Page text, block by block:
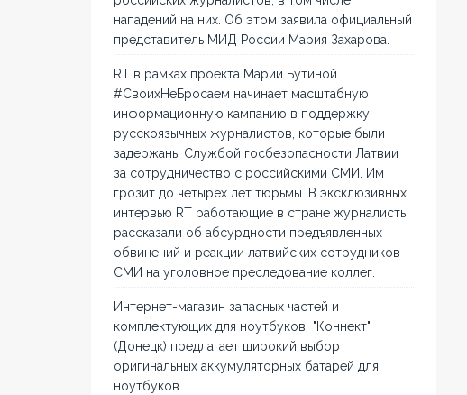
нападений на них. Об этом заявила официальный
представитель МИД России Мария Захарова.
RT в рамках проекта Марии Бутиной
#СвоихНеБросаем начинает масштабную
информационную кампанию в поддержку
русскоязычных журналистов, которые были
задержаны Службой госбезопасности Латвии
за сотрудничество с российскими СМИ. Им
грозит до четырёх лет тюрьмы. В эксклюзивных
интервью RT работающие в стране журналисты
рассказали об абсурдности предъявленных
обвинений и реакции латвийских сотрудников
СМИ на уголовное преследование коллег.
Интернет-магазин запасных частей и
комплектующих для ноутбуков "Коннект"
(Донецк) предлагает широкий выбор
оригинальных аккумуляторных батарей для
ноутбуков.